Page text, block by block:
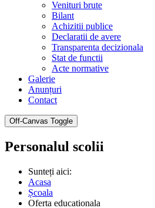
Venituri brute
Bilant
Achizitii publice
Declaratii de avere
Transparenta decizionala
Stat de functii
Acte normative
Galerie
Anunțuri
Contact
Off-Canvas Toggle
Personalul scolii
Sunteți aici:
Acasa
Școala
Oferta educationala